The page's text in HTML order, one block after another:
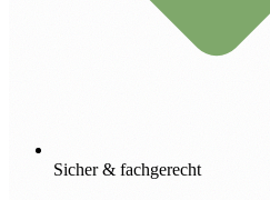
Sicher & fachgerecht